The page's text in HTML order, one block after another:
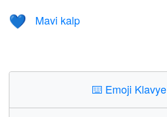
💙 Mavi kalp
⌨️ Emoji Klavye